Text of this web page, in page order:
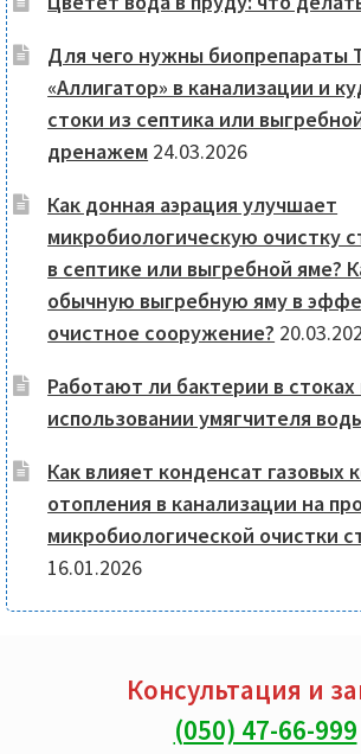
Для чего нужны биопрепараты
«Аллигатор» в канализации и
стоки из септика или
дренажем 24.03.2026
Как донная аэрация улучшает
микробиологическую очистку
в септике или выгребной яме?
обычную выгребную яму в
очистное сооружение?
Работают ли бактерии в стоках
использовании умягчителя
Как влияет конденсат газовых
отопления в канализации на
микробиологической очистки
16.01.2026
Консультация и
(050) 47-66-999